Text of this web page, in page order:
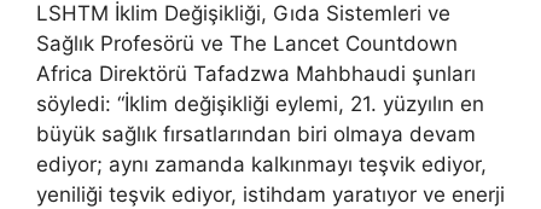
LSHTM İklim Değişikliği, Gıda Sistemleri ve
Sağlık Profesörü ve The Lancet Countdown
Africa Direktörü Tafadzwa Mahbhaudi şunları
söyledi: “İklim değişikliği eylemi, 21. yüzyılın en
büyük sağlık fırsatlarından biri olmaya devam
ediyor; aynı zamanda kalkınmayı teşvik ediyor,
yeniliği teşvik ediyor, istihdam yaratıyor ve enerji